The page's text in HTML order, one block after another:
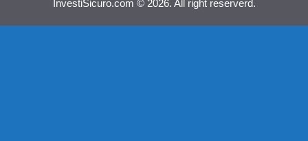
InvestiSicuro.com © 2026. All right reserverd.